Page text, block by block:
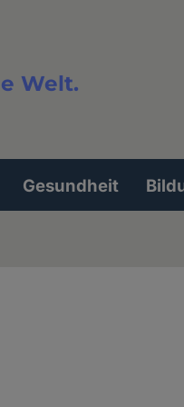
Welt.
Gesundheit